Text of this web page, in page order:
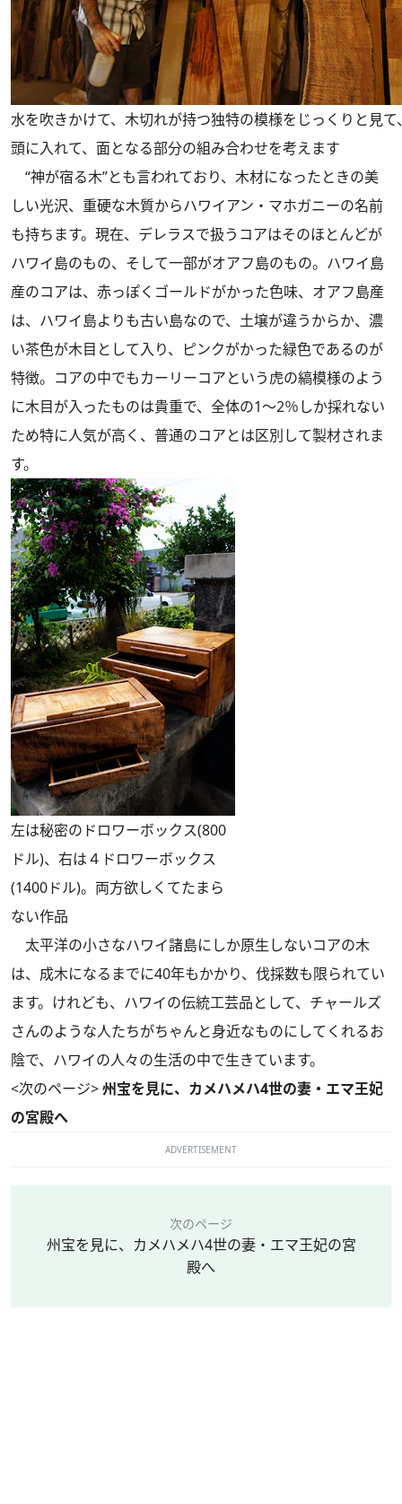
水を吹きかけて、木切れが持つ独特の模様をじっくりと見て
頭に入れて、面となる部分の組み合わせを考えます
“神が宿る木”とも言われており、木材になったときの美
しい光沢、重硬な木質からハワイアン・マホガニーの名前
も持ちます。現在、デレラスで扱うコアはそのほとんどが
ハワイ島のもの、そして一部がオアフ島のもの。ハワイ島
産のコアは、赤っぽくゴールドがかった色味、オアフ島産
は、ハワイ島よりも古い島なので、土壌が違うからか、濃
い茶色が木目として入り、ピンクがかった緑色であるのが
特徴。コアの中でもカーリーコアという虎の縞模様のよう
に木目が入ったものは貴重で、全体の1～2％しか採れない
ため特に人気が高く、普通のコアとは区別して製材されま
す。
左は秘密のドロワーボックス(800
ドル)、右は４ドロワーボックス
(1400ドル)。両方欲しくてたまら
ない作品
太平洋の小さなハワイ諸島にしか原生しないコアの木
は、成木になるまでに40年もかかり、伐採数も限られてい
ます。けれども、ハワイの伝統工芸品として、チャールズ
さんのような人たちがちゃんと身近なものにしてくれるお
陰で、ハワイの人々の生活の中で生きています。
<次のページ>州宝を見に、カメハメハ4世の妻・エマ王妃
の宮殿へ
ADVERTISEMENT
次のページ
州宝を見に、カメハメハ4世の妻・エマ王妃の宮
殿へ